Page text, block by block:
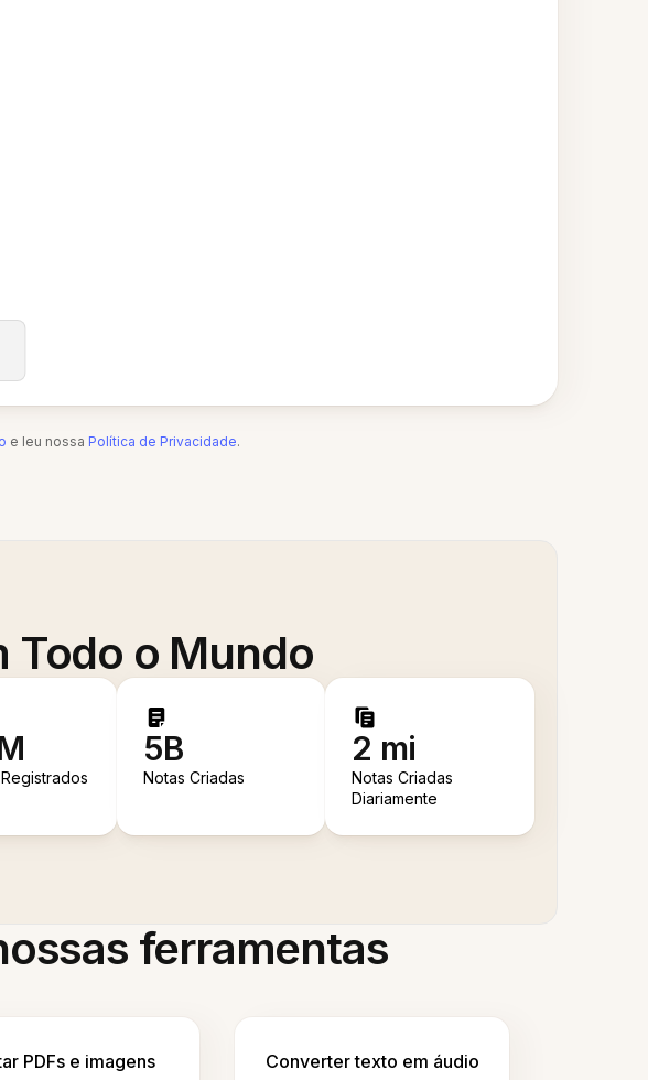
e leu nossa Política de Privacidade.
Todo o Mundo
5B
Notas Criadas
2 mi
Notas Criadas
Diariamente
ferramentas
PDFs e imagens Converter texto em áudio